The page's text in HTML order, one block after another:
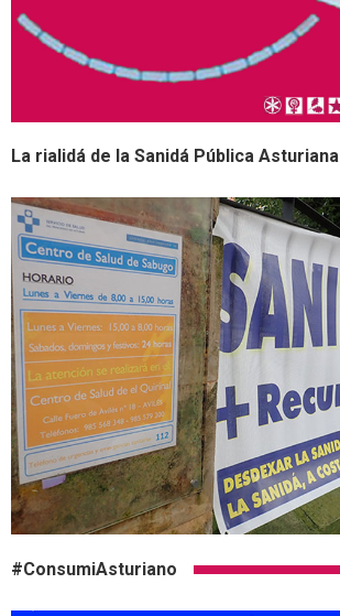
La rialidá de la Sanidá Pública Asturiana
#ConsumiAsturiano